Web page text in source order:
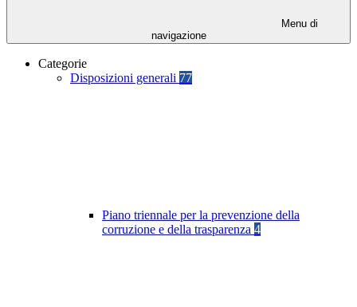
Menu di
navigazione
Categorie
Disposizioni generali 77
Piano triennale per la prevenzione della
corruzione e della trasparenza 4